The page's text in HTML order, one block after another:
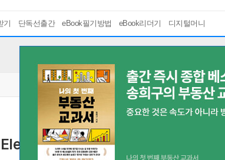
기 단독선출간 eBook필기방법 eBook리더기 디지털머니
[ EPUB3.0 ]